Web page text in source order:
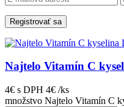
Registrovať sa
Najtelo Vitamín C
4€ s DPH 4€ /ks
množstvo Najtelo Vitamín C